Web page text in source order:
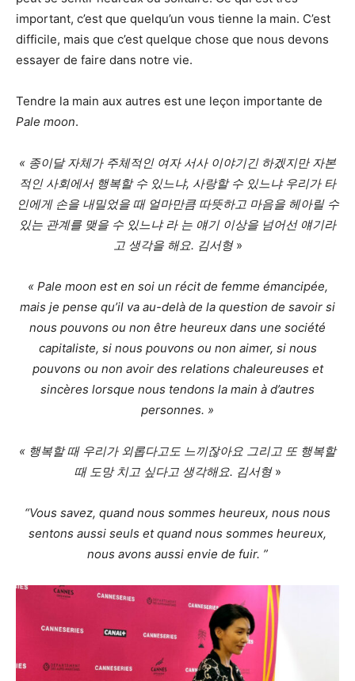
important, c’est que quelqu’un vous tienne la main. C’est
difficile, mais que c’est quelque chose que nous devons
essayer de faire dans notre vie.
Tendre la main aux autres est une leçon importante de
Pale moon.
« 종이달 자체가 주체적인 여자 서사 이야기긴 하겠지만 자본
적인 사회에서 행복할 수 있느냐, 사랑할 수 있느냐 우리가 타
인에게 손을 내밀었을 때 얼마만큼 따뜻하고 마음을 헤아릴 수
있는 관계를 맺을 수 있느냐 라 는 얘기 이상을 넘어선 얘기라
고 생각을 해요. 김서형»
« Pale moon est en soi un récit de femme émancipée,
mais je pense qu’il va au-delà de la question de savoir si
nous pouvons ou non être heureux dans une société
capitaliste, si nous pouvons ou non aimer, si nous
pouvons ou non avoir des relations chaleureuses et
sincères lorsque nous tendons la main à d’autres
personnes. »
« 행복할 때 우리가 외롭다고도 느끼잖아요 그리고 또 행복할
때 도망 치고 싶다고 생각해요. 김서형»
“Vous savez, quand nous sommes heureux, nous nous
sentons aussi seuls et quand nous sommes heureux,
nous avons aussi envie de fuir. ”